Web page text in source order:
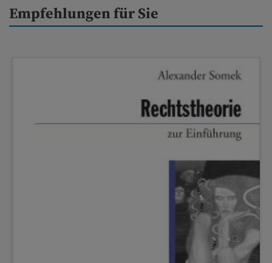
Empfehlungen für Sie